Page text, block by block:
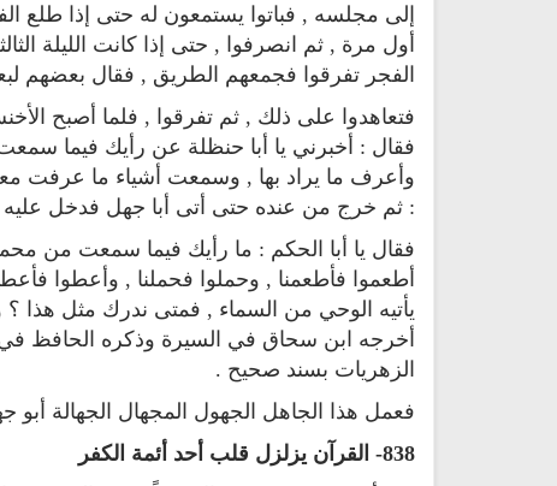
إلى مجلسه , فباتوا يستمعون له حتى إذا طلع
أول مرة , ثم انصرفوا , حتى إذا كانت الليلة
الفجر تفرقوا فجمعهم الطريق , فقال بعضهم
فتعاهدوا على ذلك , ثم تفرقوا , فلما أصبح
فقال : أخبرني يا أبا حنظلة عن رأيك فيما
وأعرف ما يراد بها , وسمعت أشياء ما عرفت
: ثم خرج من عنده حتى أتى أبا جهل فدخل عليه
فقال يا أبا الحكم : ما رأيك فيما سمعت من
أطعموا فأطعمنا , وحملوا فحملنا , وأعطوا
يأتيه الوحي من السماء , فمتى ندرك مثل هذا ؟
الزهريات بسند صحيح .
فعمل هذا الجاهل الجهول المجهال الجهالة
838- القرآن يزلزل قلب أحد أئمة الكفر